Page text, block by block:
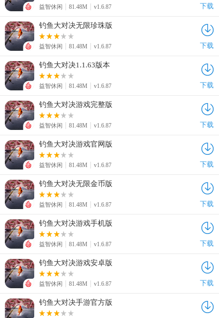
益智休闲 81.48M v1.6.87 下载
钓鱼大对决无限珍珠版
益智休闲 81.48M v1.6.87 下载
钓鱼大对决1.1.63版本
益智休闲 81.48M v1.6.87 下载
钓鱼大对决游戏完整版
益智休闲 81.48M v1.6.87 下载
钓鱼大对决游戏官网版
益智休闲 81.48M v1.6.87 下载
钓鱼大对决无限金币版
益智休闲 81.48M v1.6.87 下载
钓鱼大对决游戏手机版
益智休闲 81.48M v1.6.87 下载
钓鱼大对决游戏安卓版
益智休闲 81.48M v1.6.87 下载
钓鱼大对决手游官方版